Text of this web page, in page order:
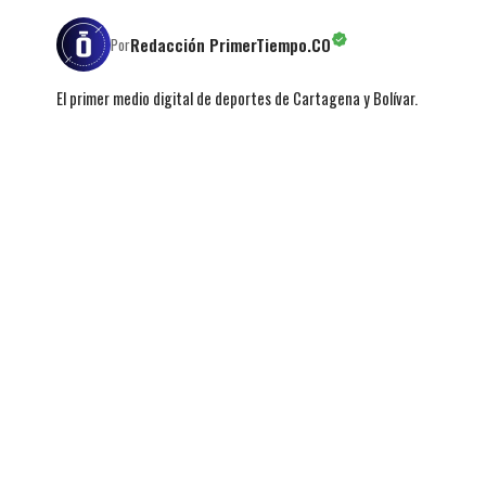
PorRedacción PrimerTiempo.CO
El primer medio digital de deportes de Cartagena y Bolívar.